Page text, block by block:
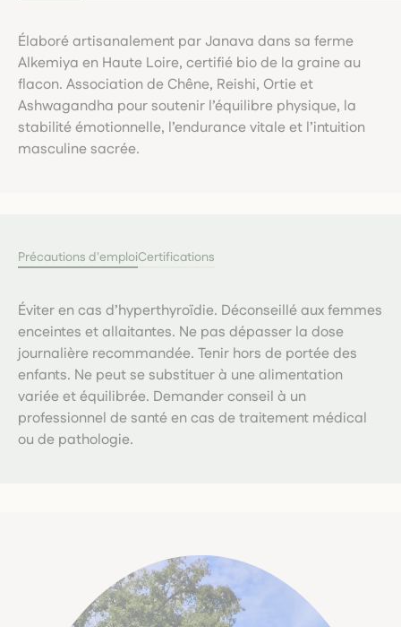
Élaboré artisanalement par Janava dans sa ferme
Alkemiya en Haute Loire, certifié bio de la graine au
flacon. Association de Chêne, Reishi, Ortie et
Ashwagandha pour soutenir l’équilibre physique, la
stabilité émotionnelle, l’endurance vitale et l’intuition
masculine sacrée.
Précautions d'emploiCertifications
Éviter en cas d’hyperthyroïdie. Déconseillé aux femmes
enceintes et allaitantes. Ne pas dépasser la dose
journalière recommandée. Tenir hors de portée des
enfants. Ne peut se substituer à une alimentation
variée et équilibrée. Demander conseil à un
professionnel de santé en cas de traitement médical
ou de pathologie.